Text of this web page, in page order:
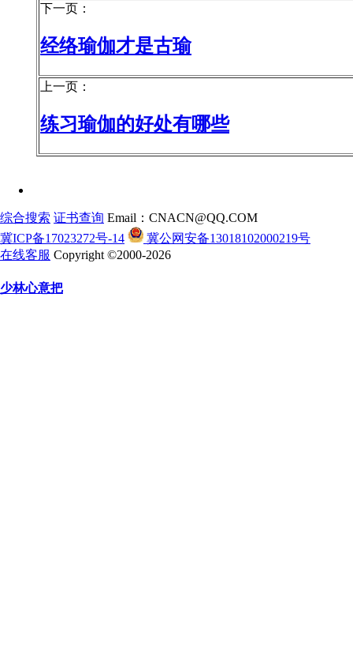
下一页：
经络瑜伽才是古瑜
上一页：
练习瑜伽的好处有哪些
综合搜索 证书查询 Email：CNACN@QQ.COM
冀ICP备17023272号-14
冀公网安备13018102000219号
在线客服 Copyright ©2000-2026
少林心意把